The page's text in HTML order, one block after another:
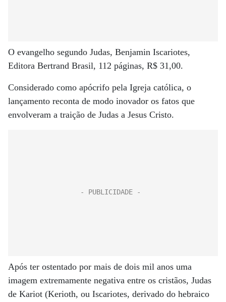
O evangelho segundo Judas, Benjamin Iscariotes,
Editora Bertrand Brasil, 112 páginas, R$ 31,00.
Considerado como apócrifo pela Igreja católica, o
lançamento reconta de modo inovador os fatos que
envolveram a traição de Judas a Jesus Cristo.
Após ter ostentado por mais de dois mil anos uma
imagem extremamente negativa entre os cristãos, Judas
de Kariot (Kerioth, ou Iscariotes, derivado do hebraico